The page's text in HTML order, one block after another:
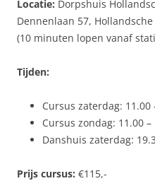
Locatie: Dorpshuis
Dennenlaan 57,
(10 minuten lopen vanaf
Tijden:
Cursus zaterdag: 11.00
Cursus zondag: 11.00
Danshuis zaterdag:
Prijs cursus: €115,-